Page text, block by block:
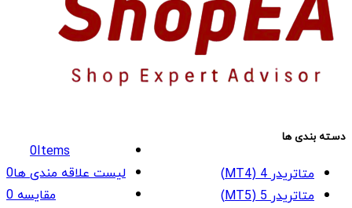
0Items
لیست علاقه مندی ها0
مقایسه0
دسته بندی ها
متاتریدر 4 (MT4)
متاتریدر 5 (MT5)